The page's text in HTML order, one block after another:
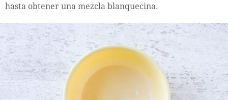
hasta obtener una mezcla blanquecina.